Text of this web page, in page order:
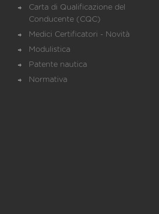
Carta di Qualificazione del
Conducente (CQC)
Medici Certificatori - Novità
Modulistica
Patente nautica
Normativa